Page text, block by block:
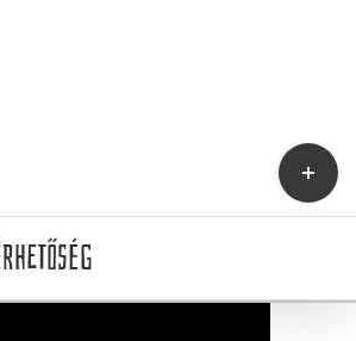
Toggle
Sliding